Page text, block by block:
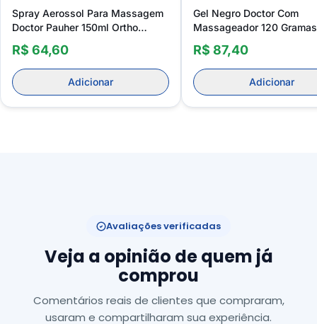
Spray Aerossol Para Massagem
Doctor Pauher 150ml Ortho
Pauher
R$ 64,60
Adicionar
Gel Negro Doctor Com
Massageador 120
Pauher
R$ 87,40
Adicionar
Avaliações verificadas
Veja a opinião de quem já
comprou
Comentários reais de clientes que compraram,
usaram e compartilharam sua experiência.